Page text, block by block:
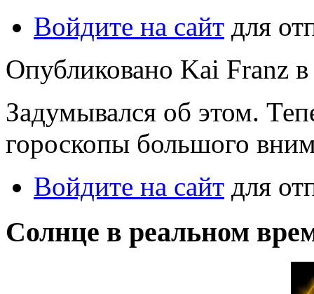
Войдите на сайт для
Опубликовано Kai Franz
Задумывался об этом.
гороскопы большого
Войдите на сайт для
Солнце в реальном